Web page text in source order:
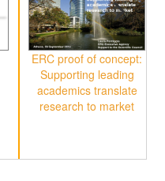
ERC proof of concept:
Supporting leading
academics translate
research to market